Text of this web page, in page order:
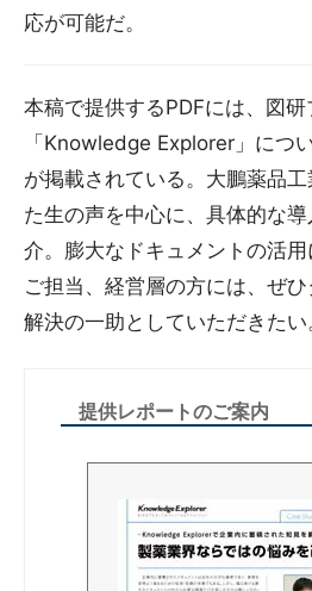
応が可能だ。
本稿で提供するPDFには、図
「Knowledge Explorer」につ
が掲載されている。大鵬薬品
た生の声を中心に、具体的な
介。膨大なドキュメントの活
ご担当、経営層の方には、ぜ
解決の一助としていただきたい
提供レポートのご案内